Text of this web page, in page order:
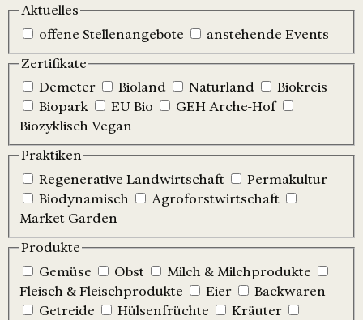
Aktuelles
offene Stellenangebote
anstehende Events
Zertifikate
Demeter
Bioland Naturland
Biokreis
Biopark
EU Bio
GEH Arche-Hof
Biozyklisch Vegan
Praktiken
Regenerative Landwirtschaft
Permakultur
Biodynamisch
Agroforstwirtschaft
Market Garden
Produkte
Gemüse
Obst
Milch & Milchprodukte
Fleisch & Fleischprodukte
Eier
Backwaren
Getreide
Hülsenfrüchte Kräuter